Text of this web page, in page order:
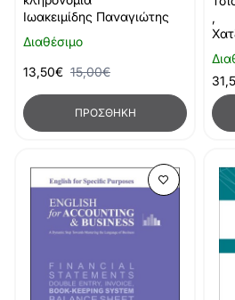
Διαθέσιμο
Ιωακειμίδης Παναγιώτης
13,50€ 15,00€
ΠΡΟΣΘΉΚΗ
,